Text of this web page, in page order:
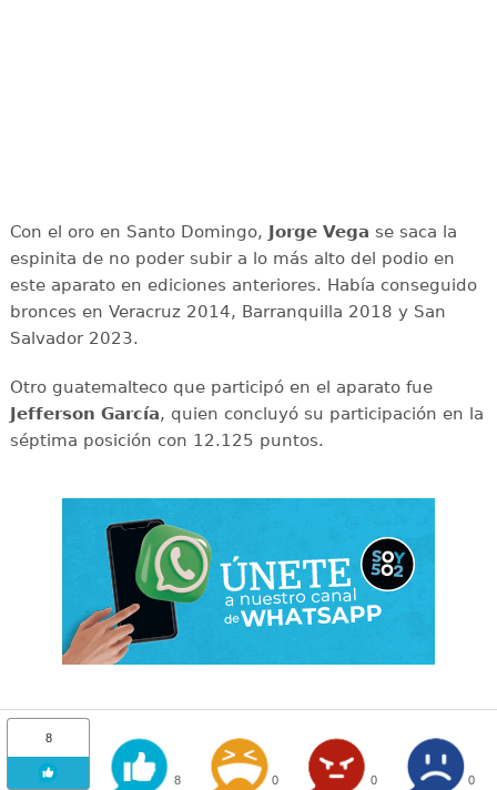
Con el oro en Santo Domingo, Jorge Vega se saca la
espinita de no poder subir a lo más alto del podio en
este aparato en ediciones anteriores. Había conseguido
bronces en Veracruz 2014, Barranquilla 2018 y San
Salvador 2023.
Otro guatemalteco que participó en el aparato fue
Jefferson García, quien concluyó su participación en la
séptima posición con 12.125 puntos.
8
8 0 0 0